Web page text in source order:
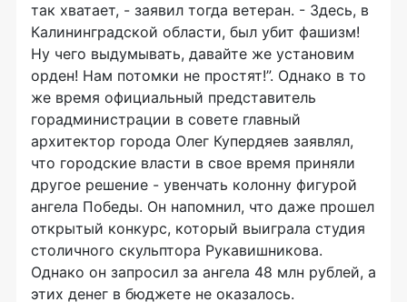
так хватает, - заявил тогда ветеран. - Здесь, в
Калининградской области, был убит фашизм!
Ну чего выдумывать, давайте же установим
орден! Нам потомки не простят!”. Однако в то
же время официальный представитель
горадминистрации в совете главный
архитектор города Олег Купердяев заявлял,
что городские власти в свое время приняли
другое решение - увенчать колонну фигурой
ангела Победы. Он напомнил, что даже прошел
открытый конкурс, который выиграла студия
столичного скульптора Рукавишникова.
Однако он запросил за ангела 48 млн рублей, а
этих денег в бюджете не оказалось.